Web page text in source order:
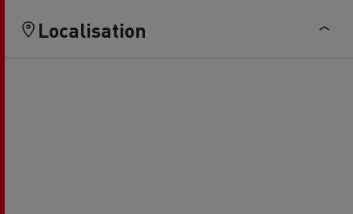
Localisation